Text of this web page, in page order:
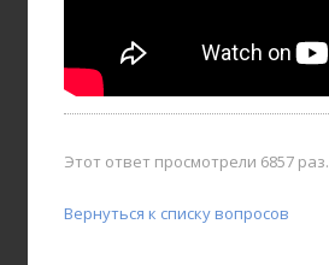
Этот ответ просмотрели 6857 раз.
Вернуться к списку вопросов